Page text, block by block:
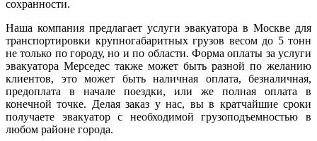
сохранности.
Наша компания предлагает услуги эвакуатора в Москве для
транспортировки крупногабаритных грузов весом до 5 тонн
не только по городу, но и по области. Форма оплаты за услуги
эвакуатора Мерседес также может быть разной по желанию
клиентов, это может быть наличная оплата, безналичная,
предоплата в начале поездки, или же полная оплата в
конечной точке. Делая заказ у нас, вы в кратчайшие сроки
получаете эвакуатор с необходимой грузоподъемностью в
любом районе города.